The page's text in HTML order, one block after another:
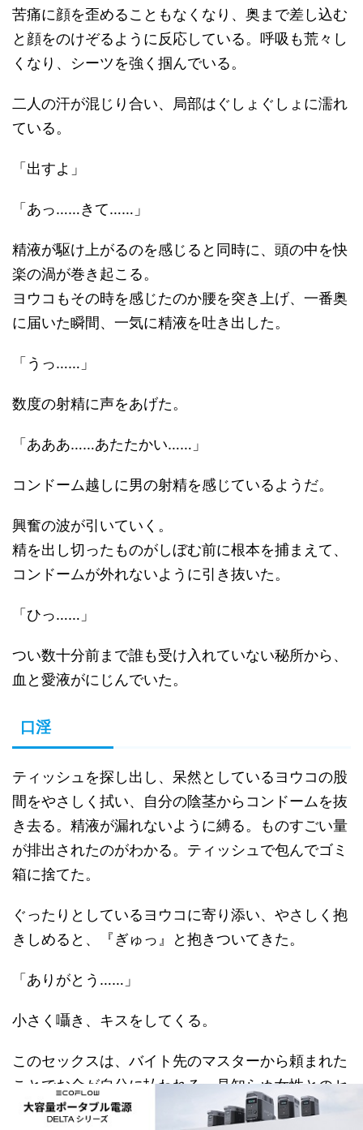
苦痛に顔を歪めることもなくなり、奥まで差し込む
と顔をのけぞるように反応している。呼吸も荒々し
くなり、シーツを強く掴んでいる。
二人の汗が混じり合い、局部はぐしょぐしょに濡れ
ている。
「出すよ」
「あっ……きて……」
精液が駆け上がるのを感じると同時に、頭の中を快
楽の渦が巻き起こる。
ヨウコもその時を感じたのか腰を突き上げ、一番奥
に届いた瞬間、一気に精液を吐き出した。
「うっ……」
数度の射精に声をあげた。
「あああ……あたたかい……」
コンドーム越しに男の射精を感じているようだ。
興奮の波が引いていく。
精を出し切ったものがしぼむ前に根本を捕まえて、
コンドームが外れないように引き抜いた。
「ひっ……」
つい数十分前まで誰も受け入れていない秘所から、
血と愛液がにじんでいた。
口淫
ティッシュを探し出し、呆然としているヨウコの股
間をやさしく拭い、自分の陰茎からコンドームを抜
き去る。精液が漏れないように縛る。ものすごい量
が排出されたのがわかる。ティッシュで包んでゴミ
箱に捨てた。
ぐったりとしているヨウコに寄り添い、やさしく抱
きしめると、『ぎゅっ』と抱きついてきた。
「ありがとう……」
小さく囁き、キスをしてくる。
このセックスは、バイト先のマスターから頼まれた
ことでお金が自分に払われる。見知らぬ女性とのセ
ックス、しかも処女を奪うという行為なのだ。